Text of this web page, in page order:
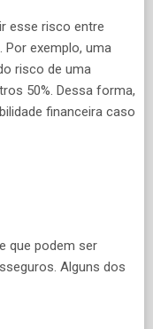
esse risco entre
Por exemplo, uma
risco de uma
50%. Dessa forma,
financeira caso
que podem ser
Alguns dos